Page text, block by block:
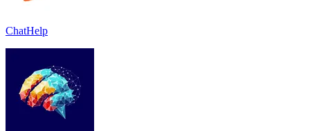
ChatHelp